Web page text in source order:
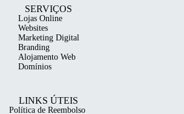
SERVIÇOS
Lojas Online
Websites
Marketing Digital
Branding
Alojamento Web
Domínios
LINKS ÚTEIS
Política de Reembolso